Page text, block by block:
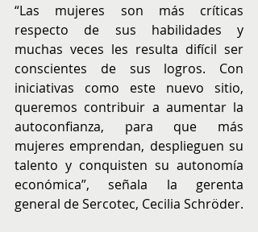
“Las mujeres son más críticas
respecto de sus habilidades y
muchas veces les resulta difícil ser
conscientes de sus logros. Con
iniciativas como este nuevo sitio,
queremos contribuir a aumentar la
autoconfianza, para que más
mujeres emprendan, desplieguen su
talento y conquisten su autonomía
económica”, señala la gerenta
general de Sercotec, Cecilia Schröder.